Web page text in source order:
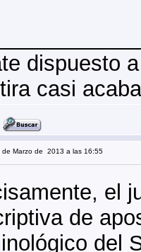
dispuesto
casi
de Marzo de 2013 a las 16:55
el
de
del